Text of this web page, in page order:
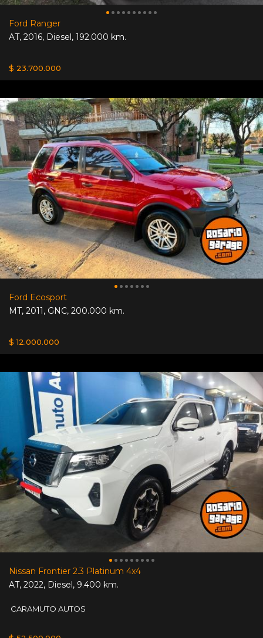
Ford Ranger
AT, 2016, Diesel, 192.000 km.
$ 23.700.000
Ford Ecosport
MT, 2011, GNC, 200.000 km.
$ 12.000.000
Nissan Frontier 2.3 Platinum 4x4
AT, 2022, Diesel, 9.400 km.
CARAMUTO AUTOS